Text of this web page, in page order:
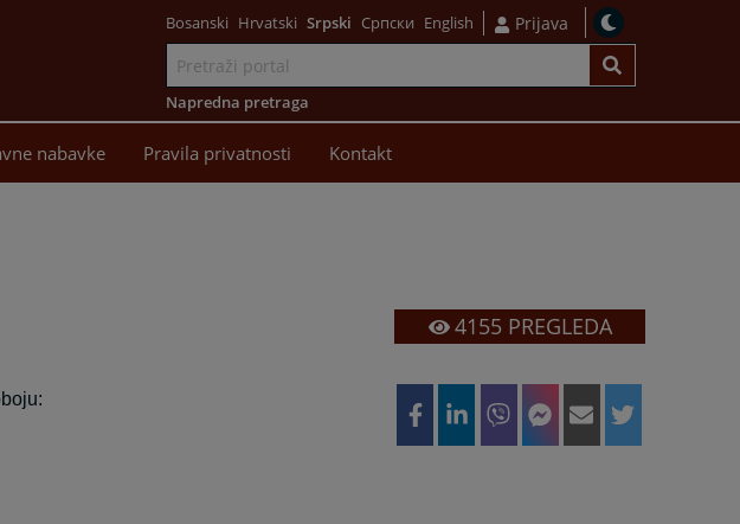
Bosanski Hrvatski Srpski Српски English Prijava
Napredna pretraga
nabavke Pravila privatnosti Kontakt
4155PREGLEDA